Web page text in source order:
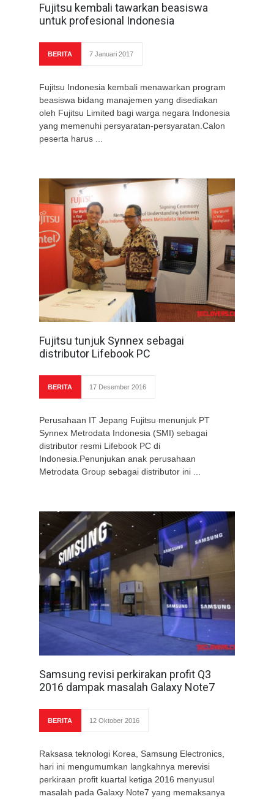
Fujitsu kembali tawarkan beasiswa
untuk profesional Indonesia
BERITA 7 Januari 2017
Fujitsu Indonesia kembali menawarkan program
beasiswa bidang manajemen yang disediakan
oleh Fujitsu Limited bagi warga negara Indonesia
yang memenuhi persyaratan-persyaratan.Calon
peserta harus ...
Fujitsu tunjuk Synnex sebagai
distributor Lifebook PC
BERITA 17 Desember 2016
Perusahaan IT Jepang Fujitsu menunjuk PT
Synnex Metrodata Indonesia (SMI) sebagai
distributor resmi Lifebook PC di
Indonesia.Penunjukan anak perusahaan
Metrodata Group sebagai distributor ini ...
Samsung revisi perkirakan profit Q3
2016 dampak masalah Galaxy Note7
BERITA 12 Oktober 2016
Raksasa teknologi Korea, Samsung Electronics,
hari ini mengumumkan langkahnya merevisi
perkiraan profit kuartal ketiga 2016 menyusul
masalah pada Galaxy Note7 yang memaksanya